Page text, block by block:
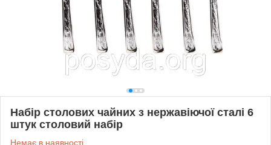
Набір столових чайних з нержавіючої сталі 6
штук столовий набір
Немає в наявності